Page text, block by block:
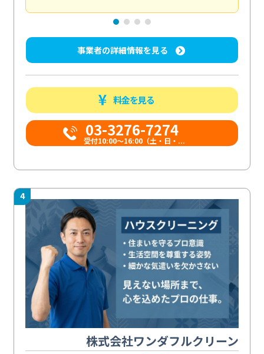
事業者の詳細情報を見る
料金を見る
03-3276-7274
受付10:00〜16:00（土・日・...
4
株式会社ワンダフルクリーン